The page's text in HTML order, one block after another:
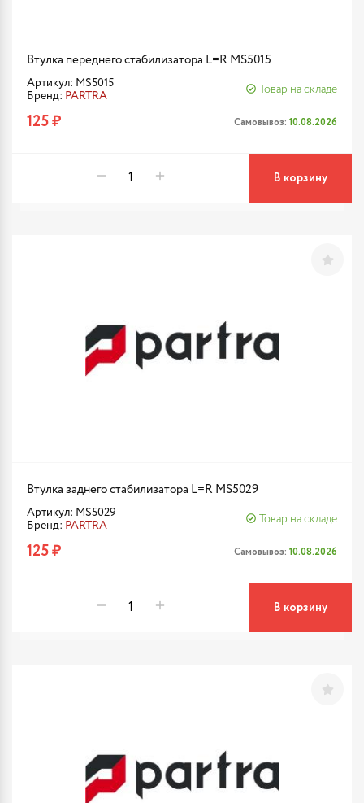
Втулка переднего стабилизатора L=R MS5015
Артикул: MS5015
Бренд: PARTRA
Товар на складе
125 ₽ Самовывоз: 10.08.2026
В корзину
Втулка заднего стабилизатора L=R MS5029
Артикул: MS5029
Бренд: PARTRA
Товар на складе
125 ₽ Самовывоз: 10.08.2026
В корзину